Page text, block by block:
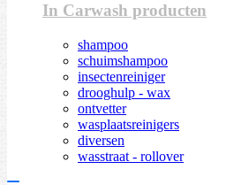
In Carwash producten
shampoo
schuimshampoo
insectenreiniger
drooghulp - wax
ontvetter
wasplaatsreinigers
diversen
wasstraat - rollover